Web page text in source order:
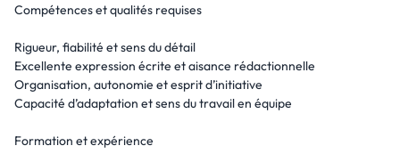
Compétences et qualités requises
Rigueur, fiabilité et sens du détail
Excellente expression écrite et aisance rédactionnelle
Organisation, autonomie et esprit d’initiative
Capacité d’adaptation et sens du travail en équipe
Formation et expérience